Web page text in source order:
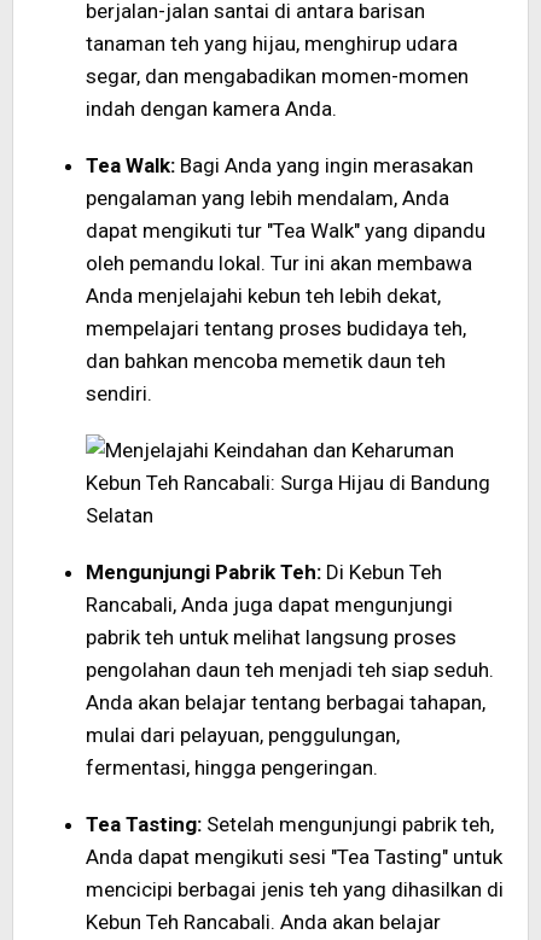
berjalan-jalan santai di antara barisan
tanaman teh yang hijau, menghirup udara
segar, dan mengabadikan momen-momen
indah dengan kamera Anda.
Tea Walk: Bagi Anda yang ingin merasakan
pengalaman yang lebih mendalam, Anda
dapat mengikuti tur "Tea Walk" yang dipandu
oleh pemandu lokal. Tur ini akan membawa
Anda menjelajahi kebun teh lebih dekat,
mempelajari tentang proses budidaya teh,
dan bahkan mencoba memetik daun teh
sendiri.
Mengunjungi Pabrik Teh: Di Kebun Teh
Rancabali, Anda juga dapat mengunjungi
pabrik teh untuk melihat langsung proses
pengolahan daun teh menjadi teh siap seduh.
Anda akan belajar tentang berbagai tahapan,
mulai dari pelayuan, penggulungan,
fermentasi, hingga pengeringan.
Tea Tasting: Setelah mengunjungi pabrik teh,
Anda dapat mengikuti sesi "Tea Tasting" untuk
mencicipi berbagai jenis teh yang dihasilkan di
Kebun Teh Rancabali. Anda akan belajar